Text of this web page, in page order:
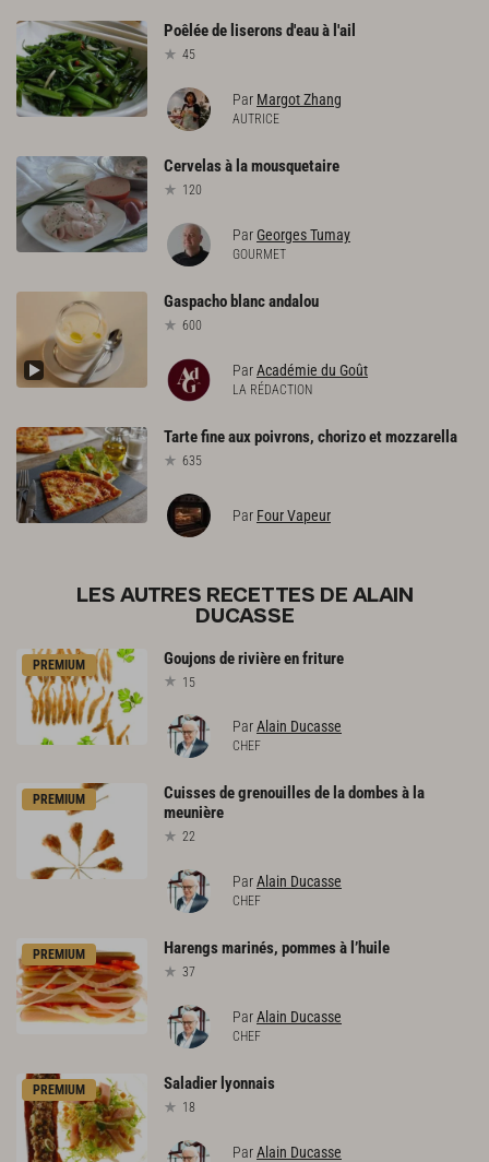
Poêléede liseronsd'eauà l'ail
45
Par Margot Zhang
AUTRICE
Cervelasà lamousquetaire
120
ParGeorges Tumay
GOURMET
Gaspacho blancandalou
600
ParAcadémie du Goût
LA RÉDACTION
Tartefineauxpoivrons, chorizoetmozzarella
635
Par Four Vapeur
LES AUTRES RECETTES DE ALAIN
DUCASSE
PREMIUM Goujonsderivièreenfriture
15
ParAlain Ducasse
CHEF
PREMIUM Cuissesdegrenouillesde ladombesà la
meunière
22
ParAlain Ducasse
CHEF
PREMIUM Harengsmarinés, pommesà l’huile
37
ParAlain Ducasse
CHEF
PREMIUM Saladier lyonnais
18
ParAlain Ducasse